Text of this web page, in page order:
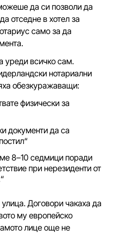
да си позволи да
отседне в хотел за
само за да
уреди всичко сам.
нотариални
обезкуражаващи:
физически за
документи да са
8–10 седмици поради
при нерезиденти от
Договори чакаха да
му европейско
лице още не